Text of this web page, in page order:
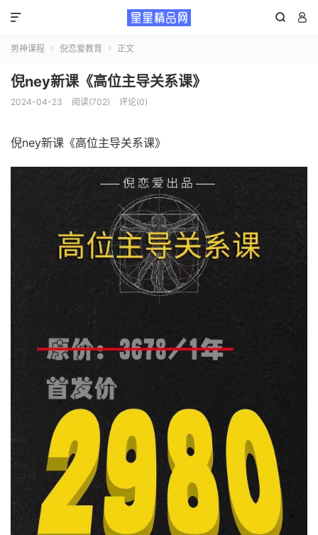
 

男神课程  倪恋爱教育  正文
倪ney新课《高位主导关系课》
2024-04-23 阅读(702) 评论(0)
倪ney新课《高位主导关系课》